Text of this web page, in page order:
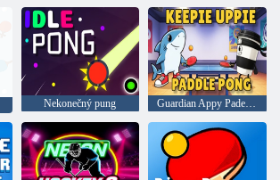
Nekonečný pung Guardian Appy Padel-pong